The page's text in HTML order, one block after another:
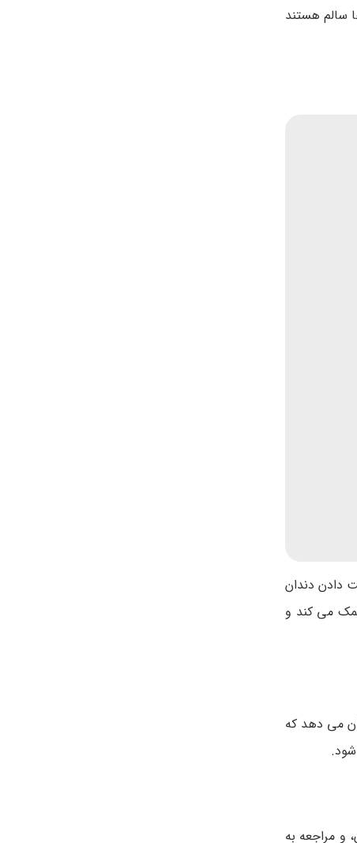
سالم هستند
دادن دندان
کمک می کند و
می دهد که
و مراجعه به